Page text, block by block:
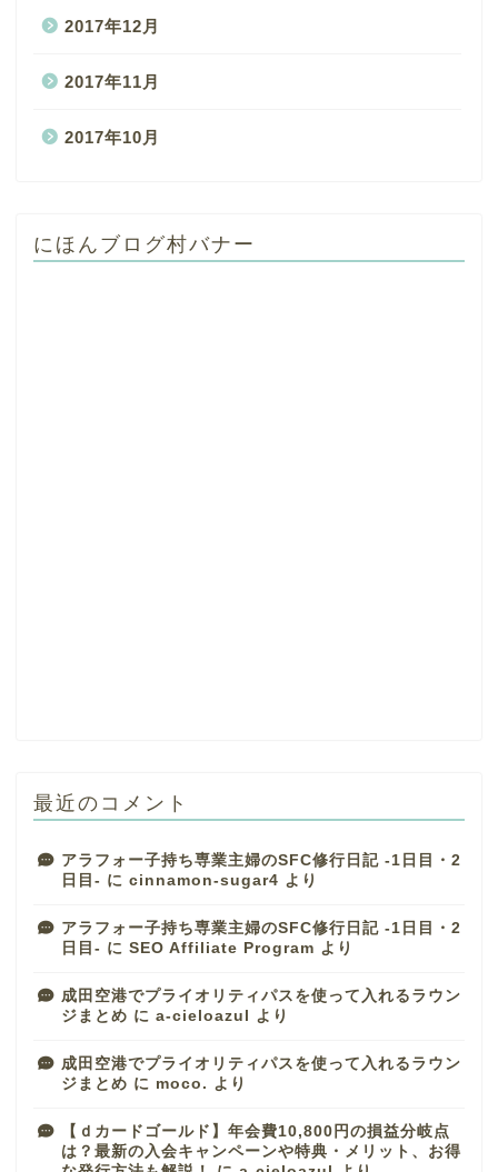
2017年12月
2017年11月
2017年10月
にほんブログ村バナー
最近のコメント
アラフォー子持ち専業主婦のSFC修行日記 -1日目・2
日目- に cinnamon-sugar4 より
アラフォー子持ち専業主婦のSFC修行日記 -1日目・2
日目- に SEO Affiliate Program より
成田空港でプライオリティパスを使って入れるラウン
ジまとめ に a-cieloazul より
成田空港でプライオリティパスを使って入れるラウン
ジまとめ に moco. より
【ｄカードゴールド】年会費10,800円の損益分岐点
は？最新の入会キャンペーンや特典・メリット、お得